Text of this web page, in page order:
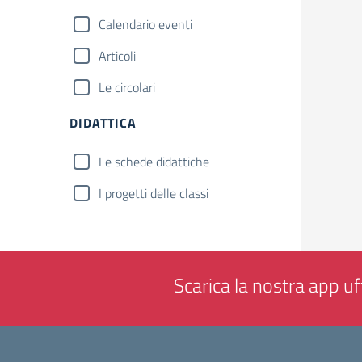
Calendario eventi
Articoli
Le circolari
DIDATTICA
Le schede didattiche
I progetti delle classi
Scarica la nostra app